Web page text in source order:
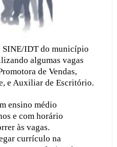
SINE/IDT do município
algumas vagas
de Vendas,
e Auxiliar de Escritório.
ensino médio
e com horário
às vagas.
currículo na